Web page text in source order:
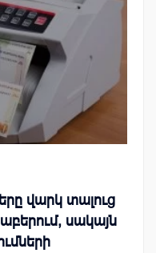
վարկ տալուց
սակայն